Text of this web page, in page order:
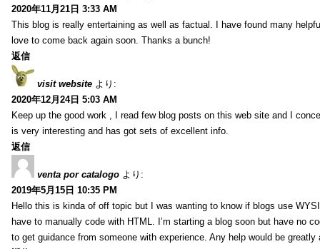
2020年11月21日 3:33 AM
This blog is really entertaining as well as factual. I have found many
love to come back again soon. Thanks a bunch!
返信
visit website より:
2020年12月24日 5:03 AM
Keep up the good work , I read few blog posts on this web site and I
is very interesting and has got sets of excellent info.
返信
venta por catalogo より:
2019年5月15日 10:35 PM
Hello this is kinda of off topic but I was wanting to know if blogs use
have to manually code with HTML. I’m starting a blog soon but have no
to get guidance from someone with experience. Any help would be greatly